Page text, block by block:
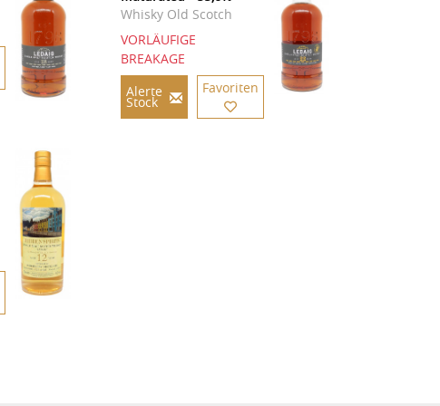
Whisky Old Scotch
VORLÄUFIGE
BREAKAGE
Alerte
Stock
Favoriten